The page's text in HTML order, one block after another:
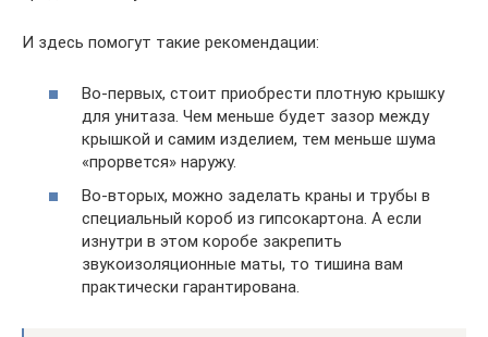
И здесь помогут такие рекомендации:
Во-первых, стоит приобрести плотную крышку
для унитаза. Чем меньше будет зазор между
крышкой и самим изделием, тем меньше шума
«прорвется» наружу.
Во-вторых, можно заделать краны и трубы в
специальный короб из гипсокартона. А если
изнутри в этом коробе закрепить
звукоизоляционные маты, то тишина вам
практически гарантирована.